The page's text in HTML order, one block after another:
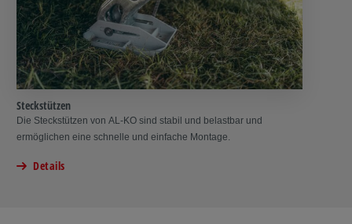
Steckstützen
Die Steckstützen von AL-KO sind stabil und belastbar und
ermöglichen eine schnelle und einfache Montage.
Details